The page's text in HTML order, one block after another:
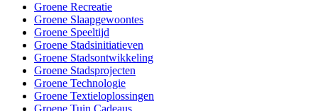
Groene Recreatie
Groene Slaapgewoontes
Groene Speeltijd
Groene Stadsinitiatieven
Groene Stadsontwikkeling
Groene Stadsprojecten
Groene Technologie
Groene Textieloplossingen
Groene Tuin Cadeaus